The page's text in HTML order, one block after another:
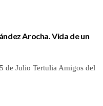
Arocha. Vida de un
de Julio Tertulia Amigos del